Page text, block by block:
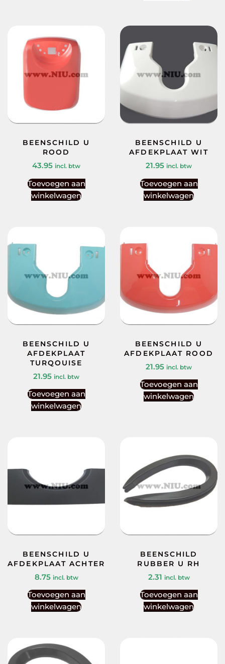
BEENSCHILD U
ROOD
43.95 incl. btw
Toevoegen aan
winkelwagen
BEENSCHILD U
AFDEKPLAAT WIT
21.95 incl. btw
Toevoegen aan
winkelwagen
BEENSCHILD U
AFDEKPLAAT
TURQOUISE
21.95 incl. btw
Toevoegen aan
winkelwagen
BEENSCHILD U
AFDEKPLAAT ROOD
21.95 incl. btw
Toevoegen aan
winkelwagen
BEENSCHILD U
AFDEKPLAAT ACHTER
8.75 incl. btw
Toevoegen aan
winkelwagen
BEENSCHILD
RUBBER U RH
2.31 incl. btw
Toevoegen aan
winkelwagen